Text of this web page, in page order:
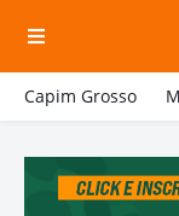
Capim Grosso